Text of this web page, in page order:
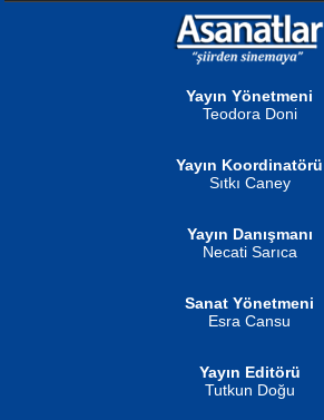
NURAN KÖSE BAYDAR
Ben Deniz Değilim ki...
Yayın Yönetmeni
Teodora Doni
Yayın Koordinatörü
Sıtkı Caney
Yayın Danışmanı
Necati Sarıca
Sanat Yönetmeni
Esra Cansu
Yayın Editörü
Tutkun Doğu